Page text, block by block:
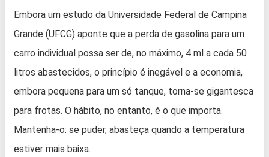
Embora um estudo da Universidade Federal de Campina
Grande (UFCG) aponte que a perda de gasolina para um
carro individual possa ser de, no máximo, 4 ml a cada 50
litros abastecidos, o princípio é inegável e a economia,
embora pequena para um só tanque, torna-se gigantesca
para frotas. O hábito, no entanto, é o que importa.
Mantenha-o: se puder, abasteça quando a temperatura
estiver mais baixa.